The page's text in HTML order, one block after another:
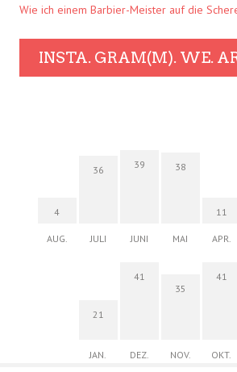
Wie ich einem Barbier-Meister auf die
INSTA. GRAM(M). WE.
4
AUG.
36
JULI
39
JUNI
38
MAI
11
APR.
21
JAN.
41
DEZ.
35
NOV.
41
OKT.